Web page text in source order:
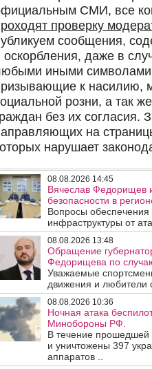
08.08.2026 14:45
Вячеслав Федорищев
безопасности в
Вопросы обеспечения
инфраструктуры от
08.08.2026 13:48
Обращение
Федорищева по
Уважаемые
движения и любители
08.08.2026 10:36
Ночная атака
Минобороны РФ.
В течение
и уничтожены 397
аппаратов ..